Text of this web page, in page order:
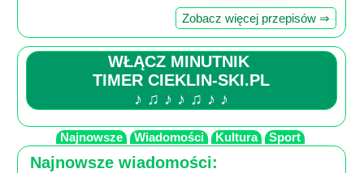
Zobacz więcej przepisów ⇒
WŁĄCZ MINUTNIK
TIMER CIEKLIN-SKI.PL
♪ ♫ ♪ ♪ ♫ ♪ ♪
Najnowsze Wiadomości Kultura Sport
Najnowsze wiadomości: